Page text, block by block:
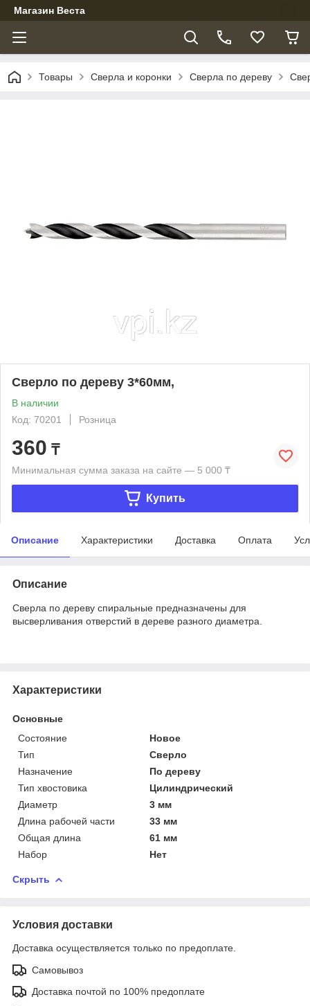
Магазин Веста
Товары Сверла и коронки Сверла по дереву
Сверло по дереву 3*60мм,
В наличии
Код: 70201
Розница
360 ₸
Минимальная сумма заказа на сайте — 5 000 ₸
Купить
Описание Характеристики Доставка Оплата
Описание
Сверла по дереву спиральные предназначены для
высверливания отверстий в дереве разного диаметра.
Характеристики
Основные
Состояние
Новое
Тип
Сверло
Назначение
По дереву
Тип хвостовика
Цилиндрический
Диаметр
3 мм
Длина рабочей части
33 мм
Общая длина
61 мм
Набор
Нет
Скрыть
Условия доставки
Доставка осуществляется только по предоплате.
Самовывоз
Доставка почтой по 100% предоплате